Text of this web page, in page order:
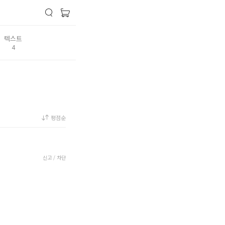
텍스트
4
평점순
신고 / 차단